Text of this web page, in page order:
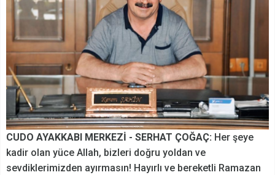
CUDO AYAKKABI MERKEZİ - SERHAT ÇOĞAÇ: Her şeye
kadir olan yüce Allah, bizleri doğru yoldan ve
sevdiklerimizden ayırmasın! Hayırlı ve bereketli Ramazan